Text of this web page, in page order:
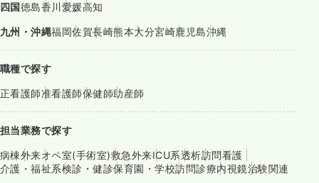
四国徳島香川愛媛高知
九州・沖縄福岡佐賀長崎熊本大分宮崎鹿児島沖縄
職種で探す
正看護師准看護師保健師助産師
担当業務で探す
病棟外来オペ室(手術室)救急外来ICU系透析訪問看護
介護・福祉系検診・健診保育園・学校訪問診療内視鏡治験関連